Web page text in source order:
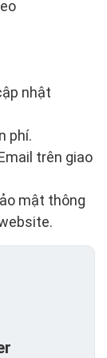
nhật
phí.
trên giao
mật thông